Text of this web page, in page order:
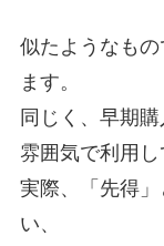
似たようなも
ます。
同じく、早期
雰囲気で利用し
実際、「先得
い、